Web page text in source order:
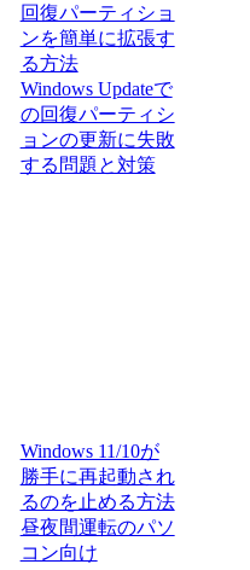
回復パーティショ
ンを簡単に拡張す
る方法
Windows Updateで
の回復パーティシ
ョンの更新に失敗
する問題と対策
Windows 11/10が
勝手に再起動され
るのを止める方法
昼夜間運転のパソ
コン向け